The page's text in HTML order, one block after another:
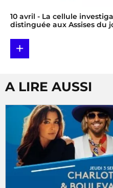
10 avril - La cellule
distinguée aux Assises du
+
A LIRE AUSSI